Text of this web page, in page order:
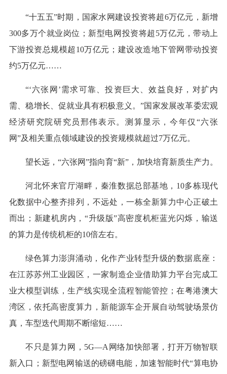
“十五五”时期，国家水网建设投资将超6万亿元，新增
300多万个就业岗位；新型电网投资将超5万亿元，带动上
下游投资总规模超10万亿元；建设改造地下管网带动投资
约5万亿元……
“‘六张网’需求可靠、投资巨大、效益良好，对扩内
需、稳增长、促就业具有积极意义。”国家发展改革委宏观
经济研究院研究员邢伟表示。测算显示，今年仅“六张
网”及相关重点领域建设的投资规模就超过7万亿元。
望长远，“六张网”指向育“新”，加快培育新质生产力。
河北怀来官厅湖畔，秦淮数据总部基地，10多栋现代
化数据中心整齐排列，不远处，一栋全新算力中心正破土
而出；新建机房内，“升级版”高密度机柜蓝光闪烁，输送
的算力是传统机柜的10倍左右。
绿色算力澎湃涌动，化作产业转型升级的数据底座：
在江苏苏州工业园区，一家制造企业借助算力平台完成工
业大模型训练，生产线实现全流程智能管控；在粤港澳大
湾区，依托高密度算力，新能源车企开展自动驾驶场景仿
真，车型迭代周期不断缩短……
不只是算力网，5G—A网络加快部署，打开万物智联
新入口；新型电网输送的磅礴电能，加速智能时代“算电协